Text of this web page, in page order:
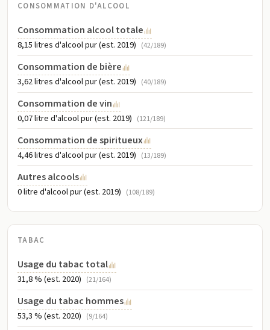
CONSOMMATION D'ALCOOL
Consommation alcool totale
8,15 litres d'alcool pur (est. 2019) (42/189)
Consommation de bière
3,62 litres d'alcool pur (est. 2019) (40/189)
Consommation de vin
0,07 litre d'alcool pur (est. 2019) (121/189)
Consommation de spiritueux
4,46 litres d'alcool pur (est. 2019) (13/189)
Autres alcools
0 litre d'alcool pur (est. 2019) (108/189)
TABAC
Usage du tabac total
31,8 % (est. 2020) (21/164)
Usage du tabac hommes
53,3 % (est. 2020) (9/164)